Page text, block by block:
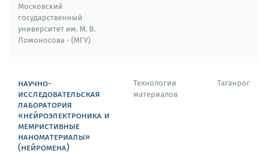
Московский
государственный
университет им. М. В.
Ломоносова - (МГУ)
научно-
исследовательская
лаборатория
«нейроэлектроника и
мемристивные
наноматериалы»
(нейромена)
Технологии
материалов
Таганрог